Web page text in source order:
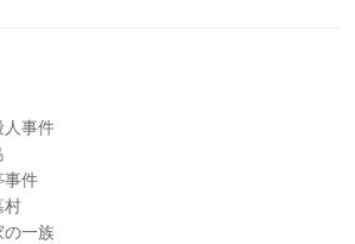
事件
件
村
一族